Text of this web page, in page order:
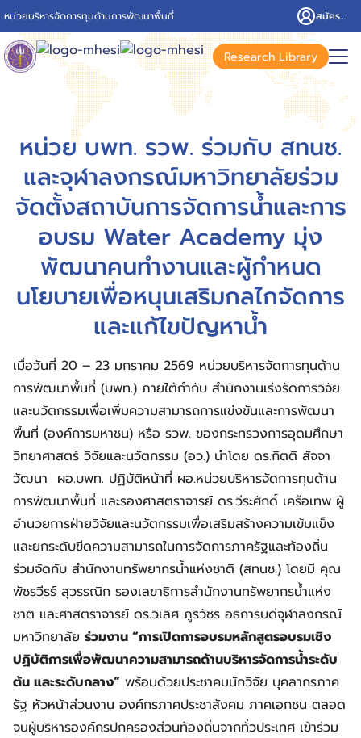
หน่วยบริหารจัดการทุนด้านการพัฒนาพื้นที่ สมัครสมาชิก/เข้าสู่ระบบ
Research Library
หน่วย บพท. รวพ. ร่วมกับ สทนช.
และจุฬาลงกรณ์มหาวิทยาลัยร่วม
จัดตั้งสถาบันการจัดการน้ำและการ
อบรม Water Academy มุ่ง
พัฒนาคนทำงานและผู้กำหนด
นโยบายเพื่อหนุนเสริมกลไกจัดการ
และแก้ไขปัญหาน้ำ
เมื่อวันที่ 20 – 23 มกราคม 2569 หน่วยบริหารจัดการทุนด้าน
การพัฒนาพื้นที่ (บพท.) ภายใต้กำกับ สำนักงานเร่งรัดการวิจัย
และนวัตกรรมเพื่อเพิ่มความสามารถการแข่งขันและการพัฒนา
พื้นที่ (องค์การมหาชน) หรือ รวพ. ของกระทรวงการอุดมศึกษา
วิทยาศาสตร์ วิจัยและนวัตกรรม (อว.) นำโดย ดร.กิตติ สัจจา
วัฒนา ผอ.บพท. ปฏิบัติหน้าที่ ผอ.หน่วยบริหารจัดการทุนด้าน
การพัฒนาพื้นที่ และรองศาสตราจารย์ ดร.วีระศักดิ์ เครือเทพ ผู้
อำนวยการฝ่ายวิจัยและนวัตกรรมเพื่อเสริมสร้างความเข้มแข็ง
และยกระดับขีดความสามารถในการจัดการภาครัฐและท้องถิ่น
ร่วมจัดกับ สำนักงานทรัพยากรน้ำแห่งชาติ (สทนช.) โดยมี คุณ
พัชรวีรร์ สุวรรณิก รองเลขาธิการสำนักงานทรัพยากรน้ำแห่ง
ชาติ และศาสตราจารย์ ดร.วิเลิศ ภูริวัชร อธิการบดีจุฬาลงกรณ์
มหาวิทยาลัย ร่วมงาน “การเปิดการอบรมหลักสูตรอบรมเชิง
ปฏิบัติการเพื่อพัฒนาความสามารถด้านบริหารจัดการน้ำระดับ
ต้น และระดับกลาง” พร้อมด้วยประชาคมนักวิจัย บุคลากรภาค
รัฐ หัวหน้าส่วนงาน องค์กรภาคประชาสังคม ภาคเอกชน ตลอด
จนผู้บริหารองค์กรปกครองส่วนท้องถิ่นจากทั่วประเทศ เข้าร่วม